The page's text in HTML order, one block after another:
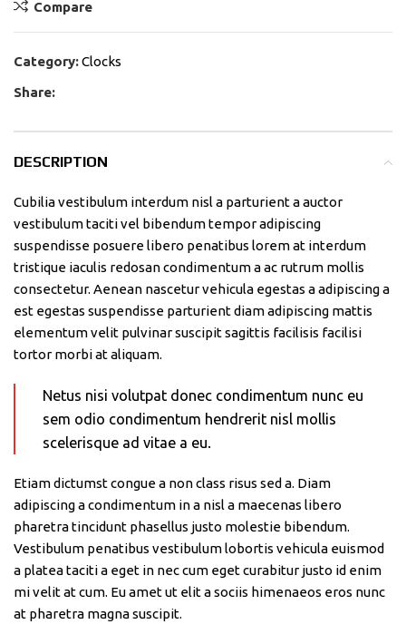
Compare
Category:Clocks
Share:
DESCRIPTION
Cubilia vestibulum interdum nisl a parturient a auctor
vestibulum taciti vel bibendum tempor adipiscing
suspendisse posuere libero penatibus lorem at interdum
tristique iaculis redosan condimentum a ac rutrum mollis
consectetur. Aenean nascetur vehicula egestas a adipiscing a
est egestas suspendisse parturient diam adipiscing mattis
elementum velit pulvinar suscipit sagittis facilisis facilisi
tortor morbi at aliquam.
Netus nisi volutpat donec condimentum nunc eu
sem odio condimentum hendrerit nisl mollis
scelerisque ad vitae a eu.
Etiam dictumst congue a non class risus sed a. Diam
adipiscing a condimentum in a nisl a maecenas libero
pharetra tincidunt phasellus justo molestie bibendum.
Vestibulum penatibus vestibulum lobortis vehicula euismod
a platea taciti a eget in nec cum eget curabitur justo id enim
mi velit at cum. Eu amet ut elit a sociis himenaeos eros nunc
at pharetra magna suscipit.